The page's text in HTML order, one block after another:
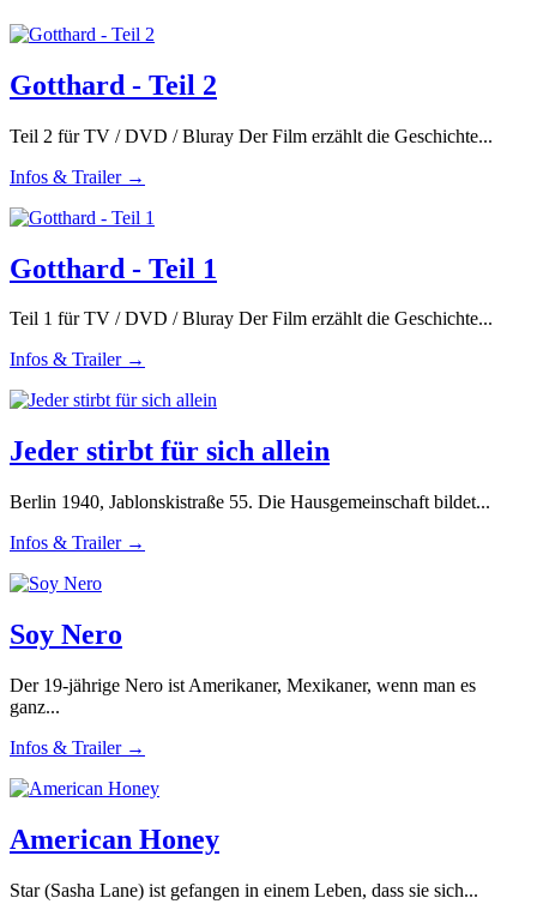
Gotthard - Teil 2
Teil 2 für TV / DVD / Bluray Der Film erzählt die Geschichte...
Infos & Trailer →
Gotthard - Teil 1
Teil 1 für TV / DVD / Bluray Der Film erzählt die Geschichte...
Infos & Trailer →
Jeder stirbt für sich allein
Berlin 1940, Jablonskistraße 55. Die Hausgemeinschaft bildet...
Infos & Trailer →
Soy Nero
Der 19-jährige Nero ist Amerikaner, Mexikaner, wenn man es
ganz...
Infos & Trailer →
American Honey
Star (Sasha Lane) ist gefangen in einem Leben, dass sie sich...